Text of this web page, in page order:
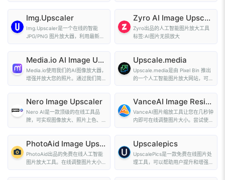
Img.Upscaler
Img.Upscaler是一个在线的智能
JPG/PNG 图片放大器，利用最新的
Zyro AI Image Upscaler
Zyro出品的人工智能图片放大工具
标签:AI图片无损放大
Media.io AI Image Upscaler
Media.io使用我们的AI图像放大器，
增强并放大您的照片。通过我们简便
Upscale.media
Upscale.media是由 Pixel Bin 推出
的一个人工智能图片放大网站，可以
Nero Image Upscaler
Nero AI是一款顶级的在线工具品
牌，可实现图像放大、照片上色、照
VanceAI Image Resizer
VanceAI图片缩放工具让您在几秒钟
内即可在线调整图片大小。尝试使用
PhotoAid Image Upscaler
PhotoAid出品的免费在线人工智能
图片放大工具。在线调整图片大小，
Upscalepics
UpscalePics是一款免费在线图片处
理工具，可以帮助用户提升和增强图